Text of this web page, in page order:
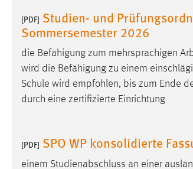
[PDF] Studien- und
Sommersemester 2026
die Befähigung zum mehrsprachigen
wird die Befähigung zu einem
Schule wird empfohlen, bis zum Ende
durch eine zertifizierte Einrichtung
[PDF] SPO WP konsolidierte
einem Studienabschluss an einer
Name: _gcl_au
Anbieter: Google Ireland Limited
Zweck: Conversion-Tracking
Cookie Laufzeit:
Name: